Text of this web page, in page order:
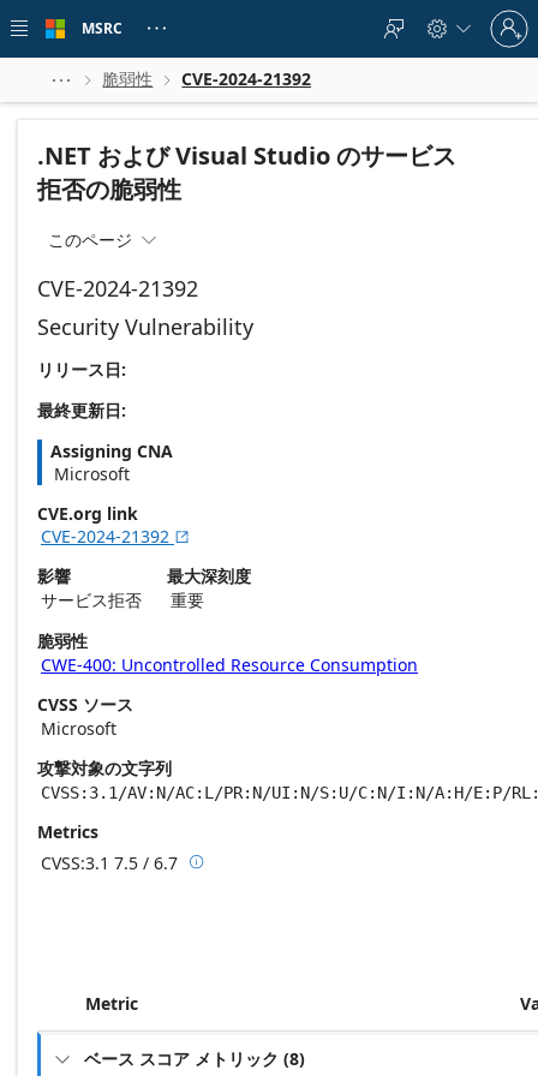
 main
MSRC    
Sign
in
to
account
  脆弱性  CVE-2024-21392
.NET および Visual Studio のサービス
拒否の脆弱性
このページ 
CVE-2024-21392
Security Vulnerability
リリース日:
最終更新日:
Assigning CNA
Microsoft
CVE.org link
CVE-2024-21392 
影響
サービス拒否
最大深刻度
重要
脆弱性
CWE-400: Uncontrolled Resource Consumption
CVSS ソース
Microsoft
攻撃対象の文字列
CVSS:3.1/AV:N/AC:L/PR:N/UI:N/S:U/C:N/I:N/A:H/E:P/
Metrics
CVSS:3.1 7.5 / 6.7 Base score metrics: 7.5 / Temporal score
Metric
 ベース スコア メトリック (8)